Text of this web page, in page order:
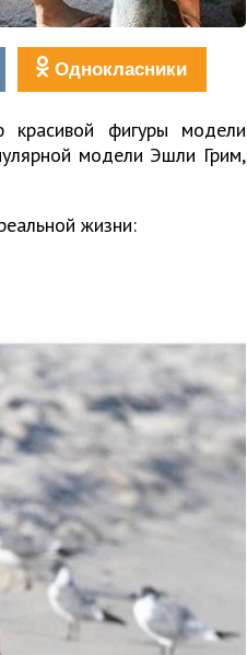
Однокласники
фигуры модели
модели Эшли Грим,
жизни: